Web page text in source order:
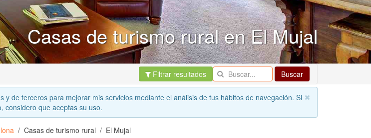
Casas de turismo rural en El Mujal
Filtrar resultados Buscar
y de terceros para mejorar mis servicios mediante el análisis de tus hábitos de navegación. Si
considero que aceptas su uso.
Casas de turismo rural El Mujal